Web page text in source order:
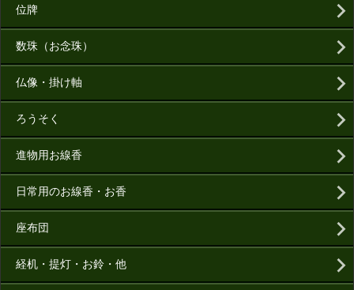
位牌
数珠（お念珠）
仏像・掛け軸
ろうそく
進物用お線香
日常用のお線香・お香
座布団
経机・提灯・お鈴・他